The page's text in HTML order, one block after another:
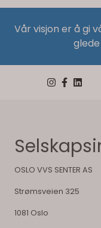
Vår visjon er å gi
OSLO VVS SENTER AS
Strømsveien 325
1081 Oslo